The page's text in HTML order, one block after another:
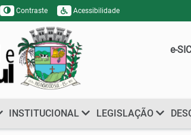
Contraste Acessibilidade
e-SIC
INSTITUCIONAL LEGISLAÇÃO